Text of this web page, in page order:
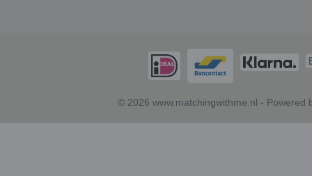
© 2026 www.matchingwithme.nl - Powered